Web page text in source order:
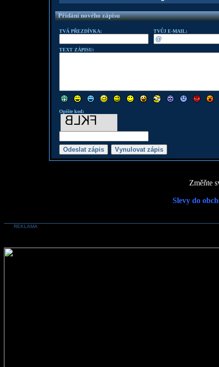
Přidání nového zápisu
TVÁ PŘEZDÍVKA: TVŮJ E-MAIL:
TEXT ZÁPISU:
Opište kod:
Změňte
Slevy do
REKLAMA